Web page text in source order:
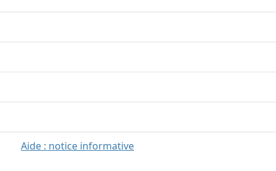
Aide : notice informative